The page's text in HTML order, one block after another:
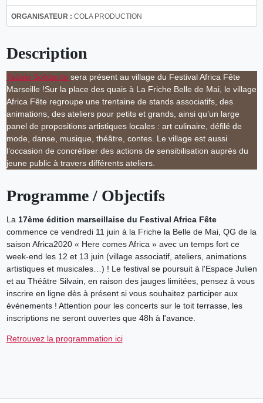
ORGANISATEUR : COLA PRODUCTION
Description
Tabale Solidarite sera présent au village du Festival Africa Fête
Marseille !Sur la place des quais à La Friche Belle de Mai, le village
Africa Fête regroupe une trentaine de stands associatifs, des
animations, des ateliers pour petits et grands, ainsi qu’un large
panel de propositions artistiques locales : art culinaire, défilé de
mode, danse, musique, théâtre, contes. Le village est aussi
l’occasion de concrétiser des actions de sensibilisation auprès du
jeune public à travers différents ateliers.
Programme / Objectifs
La 17ème édition marseillaise du Festival Africa Fête
commence ce vendredi 11 juin à la Friche la Belle de Mai, QG de la
saison Africa2020 « Here comes Africa » avec un temps fort ce
week-end les 12 et 13 juin (village associatif, ateliers, animations
artistiques et musicales…) ! Le festival se poursuit à l'Espace Julien
et au Théâtre Silvain, en raison des jauges limitées, pensez à vous
inscrire en ligne dès à présent si vous souhaitez participer aux
événements ! Attention pour les concerts sur le toit terrasse, les
inscriptions ne seront ouvertes que 48h à l'avance.
Retrouvez la programmation ici